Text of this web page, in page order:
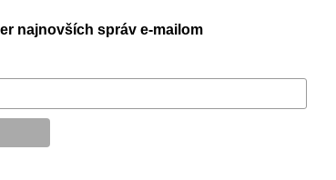
najnovších správ e-mailom